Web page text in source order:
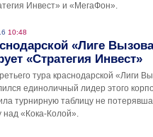
Инвест» и «МегаФон».
10:48
«Лиге
«Стратегия Инвест»
тура краснодарской «Лиги
единоличный лидер этого
турнирную таблицу не
над «Кока-Колой».